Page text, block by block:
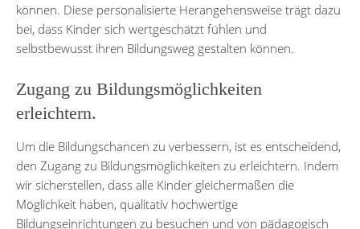
können. Diese personalisierte Herangehensweise trägt dazu
bei, dass Kinder sich wertgeschätzt fühlen und
selbstbewusst ihren Bildungsweg gestalten können.
Zugang zu Bildungsmöglichkeiten
erleichtern.
Um die Bildungschancen zu verbessern, ist es entscheidend,
den Zugang zu Bildungsmöglichkeiten zu erleichtern. Indem
wir sicherstellen, dass alle Kinder gleichermaßen die
Möglichkeit haben, qualitativ hochwertige
Bildungseinrichtungen zu besuchen und von pädagogisch